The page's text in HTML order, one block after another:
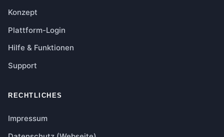
Konzept
Plattform-Login
Hilfe & Funktionen
Support
RECHTLICHES
Impressum